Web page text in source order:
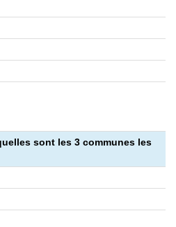
sont les 3 communes les